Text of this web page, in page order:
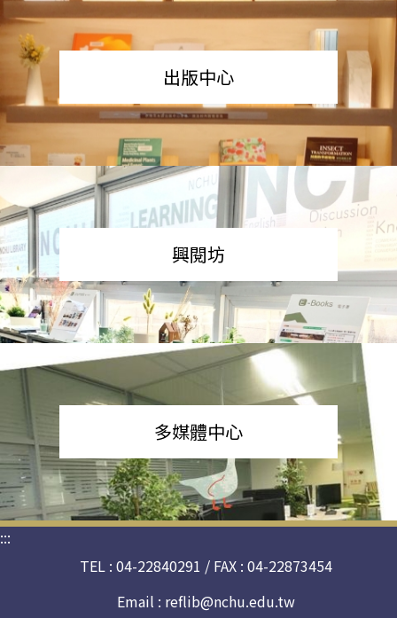
出版中心
興閱坊
多媒體中心
:::
TEL : 04-22840291 / FAX : 04-22873454
Email : reflib@nchu.edu.tw